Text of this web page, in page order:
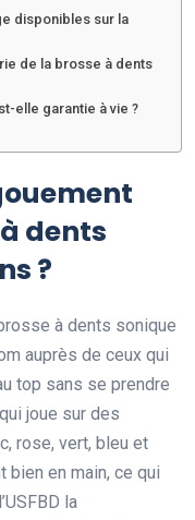
disponibles sur la
de la brosse à dents
elle garantie à vie ?
dents
?
à dents sonique
auprès de ceux qui
top sans se prendre
joue sur des
rose, vert, bleu et
bien en main, ce qui
la